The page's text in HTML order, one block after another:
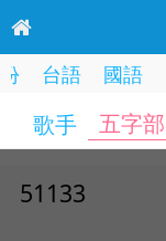
台語 國語
歌手 五字部
51133